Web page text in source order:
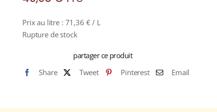
Prix au litre : 71,36 € / L
Rupture de stock
partager ce produit
Share
Tweet Pinterest Email